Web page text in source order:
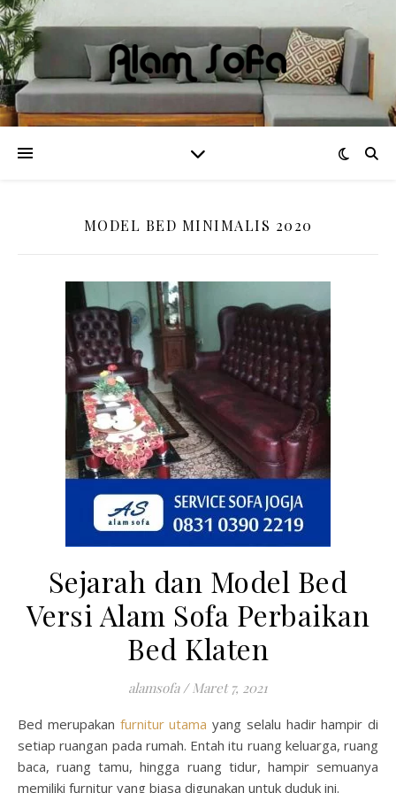
MODEL BED MINIMALIS 2020
Sejarah dan Model Bed
Versi Alam Sofa Perbaikan
Bed Klaten
alamsofa / Maret 7, 2021
Bed merupakan furnitur utama yang selalu hadir hampir di
setiap ruangan pada rumah. Entah itu ruang keluarga, ruang
baca, ruang tamu, hingga ruang tidur, hampir semuanya
memiliki furnitur yang biasa digunakan untuk duduk ini.